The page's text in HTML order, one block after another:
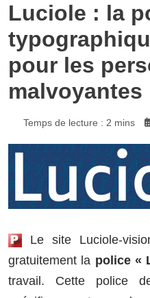
Luciole : la
pour les
malvoyantes
Temps de lecture : 2 mins
Le site Luciole-
gratuitement la police «
travail. Cette police